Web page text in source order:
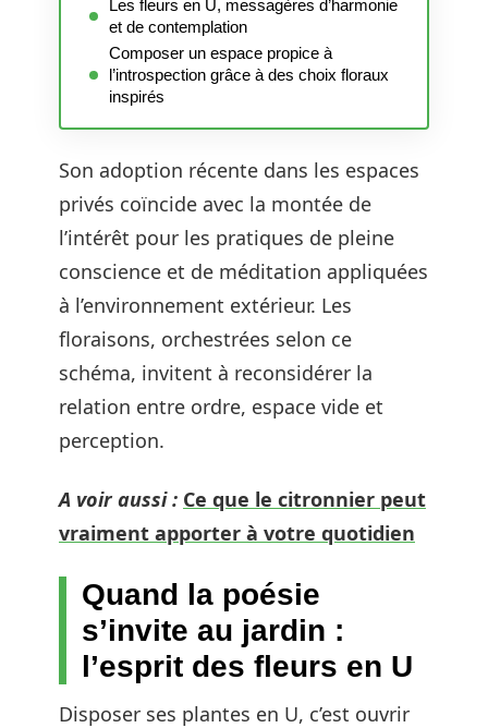
Les fleurs en U, messagères d’harmonie
et de contemplation
Composer un espace propice à
l’introspection grâce à des choix floraux
inspirés
Son adoption récente dans les espaces
privés coïncide avec la montée de
l’intérêt pour les pratiques de pleine
conscience et de méditation appliquées
à l’environnement extérieur. Les
floraisons, orchestrées selon ce
schéma, invitent à reconsidérer la
relation entre ordre, espace vide et
perception.
A voir aussi : Ce que le citronnier peut
vraiment apporter à votre quotidien
Quand la poésie
s’invite au jardin :
l’esprit des fleurs en U
Disposer ses plantes en U, c’est ouvrir